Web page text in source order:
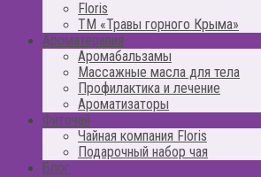
Floris
ТМ «Травы горного Крыма»
Ароматерапия
Аромабальзамы
Массажные масла для тела
Профилактика и лечение
Ароматизаторы
Фиточай
Чайная компания Floris
Подарочный набор чая
Блог